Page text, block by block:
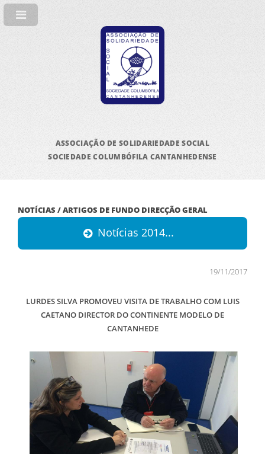
ASSOCIAÇÃO DE SOLIDARIEDADE SOCIAL
SOCIEDADE COLUMBÓFILA CANTANHEDENSE
NOTÍCIAS / ARTIGOS DE FUNDO DIRECÇÃO GERAL
Notícias 2014...
19/11/2017
LURDES SILVA PROMOVEU VISITA DE TRABALHO COM LUIS
CAETANO DIRECTOR DO CONTINENTE MODELO DE
CANTANHEDE